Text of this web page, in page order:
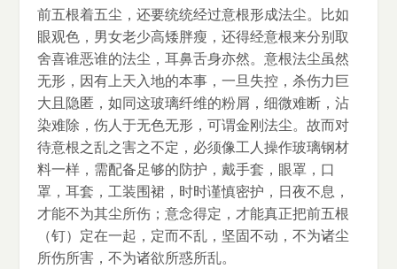
前五根着五尘，还要统统经过意根形成法尘。比如
眼观色，男女老少高矮胖瘦，还得经意根来分别取
舍喜谁恶谁的法尘，耳鼻舌身亦然。意根法尘虽然
无形，因有上天入地的本事，一旦失控，杀伤力巨
大且隐匿，如同这玻璃纤维的粉屑，细微难断，沾
染难除，伤人于无色无形，可谓金刚法尘。故而对
待意根之乱之害之不定，必须像工人操作玻璃钢材
料一样，需配备足够的防护，戴手套，眼罩，口
罩，耳套，工装围裙，时时谨慎密护，日夜不息，
才能不为其尘所伤；意念得定，才能真正把前五根
（钉）定在一起，定而不乱，坚固不动，不为诸尘
所伤所害，不为诸欲所惑所乱。